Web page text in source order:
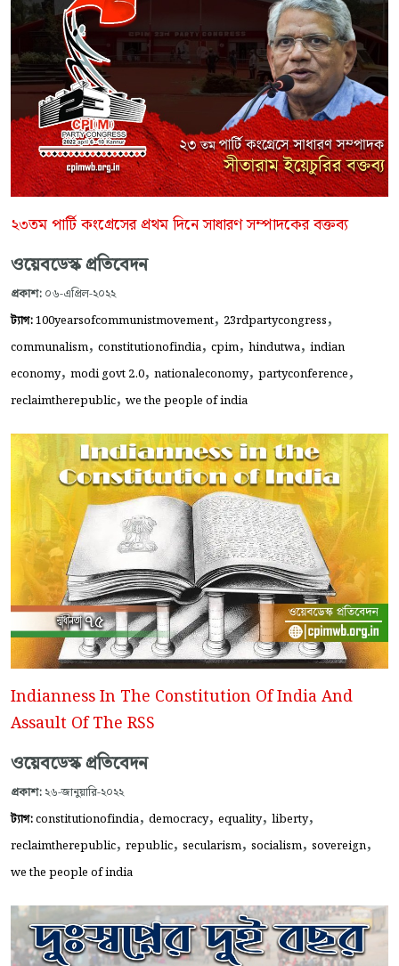
২৩তম পার্টি কংগ্রেসের প্রথম দিনে সাধারণ সম্পাদকের বক্তব্য
ওয়েবডেস্ক প্রতিবেদন
প্রকাশ: ০৬-এপ্রিল-২০২২
ট্যাগ:100yearsofcommunistmovement, 23rdpartycongress,
communalism, constitutionofindia, cpim, hindutwa, indian
economy, modi govt 2.0, nationaleconomy, partyconference,
reclaimtherepublic, we the people of india
Indianness In The Constitution Of India And
Assault Of The RSS
ওয়েবডেস্ক প্রতিবেদন
প্রকাশ: ২৬-জানুয়ারি-২০২২
ট্যাগ:constitutionofindia, democracy, equality, liberty,
reclaimtherepublic, republic, secularism, socialism, sovereign,
we the people of india